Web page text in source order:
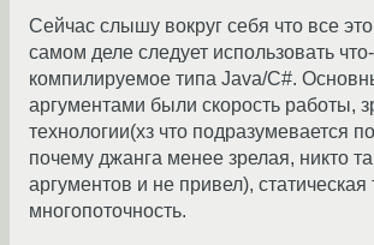
Сейчас слышу вокруг себя что все
самом деле следует использовать
компилируемое типа Java/C#.
аргументами были скорость работы,
технологии(хз что подразумевается
почему джанга менее зрелая, никто
аргументов и не привел), статическая
многопоточность.